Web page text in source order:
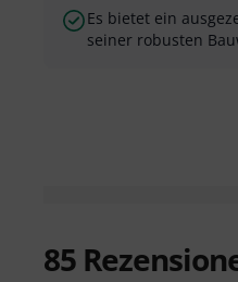
Es bietet ein
seiner robusten
85